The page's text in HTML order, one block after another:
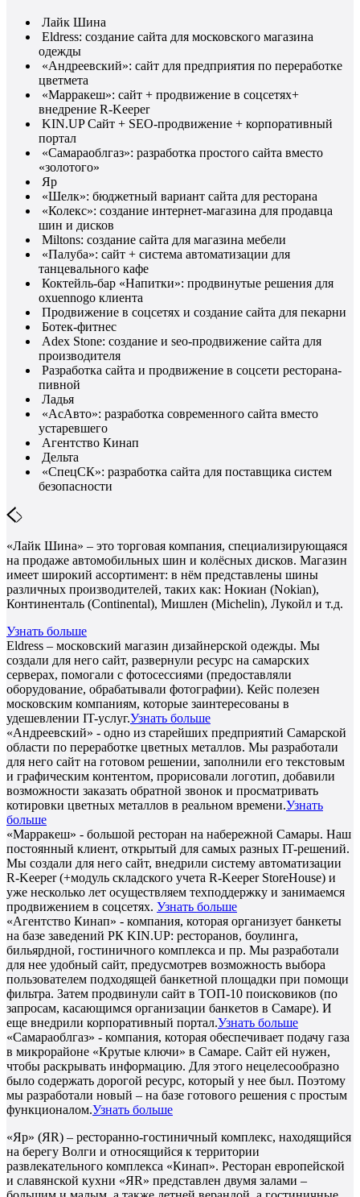
Лайк Шина
Eldress: создание сайта для московского магазина
одежды
«Андреевский»: сайт для предприятия по переработке
цветмета
«Марракеш»: сайт + продвижение в соцсетях+
внедрение R-Keeper
KIN.UP Сайт + SEO-продвижение + корпоративный
портал
«Самараоблгаз»: разработка простого сайта вместо
«золотого»
Яр
«Шелк»: бюджетный вариант сайта для ресторана
«Колекс»: создание интернет-магазина для продавца
шин и дисков
Miltons: создание сайта для магазина мебели
«Палуба»: сайт + система автоматизации для
танцевального кафе
Коктейль-бар «Напитки»: продвинутые решения для
oxuennogo клиента
Продвижение в соцсетях и создание сайта для пекарни
Ботек-фитнес
Adex Stone: создание и seo-продвижение сайта для
производителя
Разработка сайта и продвижение в соцсети ресторана-
пивной
Ладья
«АсАвто»: разработка современного сайта вместо
устаревшего
Агентство Кинап
Дельта
«СпецСК»: разработка сайта для поставщика систем
безопасности
«Лайк Шина» – это торговая компания, специализирующаяся
на продаже автомобильных шин и колёсных дисков. Магазин
имеет широкий ассортимент: в нём представлены шины
различных производителей, таких как: Нокиан (Nokian),
Континенталь (Continental), Мишлен (Michelin), Лукойл и т.д.
Узнать больше
Eldress – московский магазин дизайнерской одежды. Мы
создали для него сайт, развернули ресурс на самарских
серверах, помогали с фотосессиями (предоставляли
оборудование, обрабатывали фотографии). Кейс полезен
московским компаниям, которые заинтересованы в
удешевлении IT-услуг.Узнать больше
«Андреевский» - одно из старейших предприятий Самарской
области по переработке цветных металлов. Мы разработали
для него сайт на готовом решении, заполнили его текстовым
и графическим контентом, прорисовали логотип, добавили
возможности заказать обратной звонок и просматривать
котировки цветных металлов в реальном времени.Узнать
больше
«Марракеш» - большой ресторан на набережной Самары. Наш
постоянный клиент, открытый для самых разных IT-решений.
Мы создали для него сайт, внедрили систему автоматизации
R-Keeper (+модуль складского учета R-Keeper StoreHouse) и
уже несколько лет осуществляем техподдержку и занимаемся
продвижением в соцсетях. Узнать больше
«Агентство Кинап» - компания, которая организует банкеты
на базе заведений РК KIN.UP: ресторанов, боулинга,
бильярдной, гостиничного комплекса и пр. Мы разработали
для нее удобный сайт, предусмотрев возможность выбора
пользователем подходящей банкетной площадки при помощи
фильтра. Затем продвинули сайт в ТОП-10 поисковиков (по
запросам, касающимся организации банкетов в Самаре). И
еще внедрили корпоративный портал.Узнать больше
«Самараоблгаз» - компания, которая обеспечивает подачу газа
в микрорайоне «Крутые ключи» в Самаре. Сайт ей нужен,
чтобы раскрывать информацию. Для этого нецелесообразно
было содержать дорогой ресурс, который у нее был. Поэтому
мы разработали новый – на базе готового решения с простым
функционалом.Узнать больше
«Яр» (ЯR) – ресторанно-гостиничный комплекс, находящийся
на берегу Волги и относящийся к территории
развлекательного комплекса «Кинап». Ресторан европейской
и славянской кухни «ЯR» представлен двумя залами –